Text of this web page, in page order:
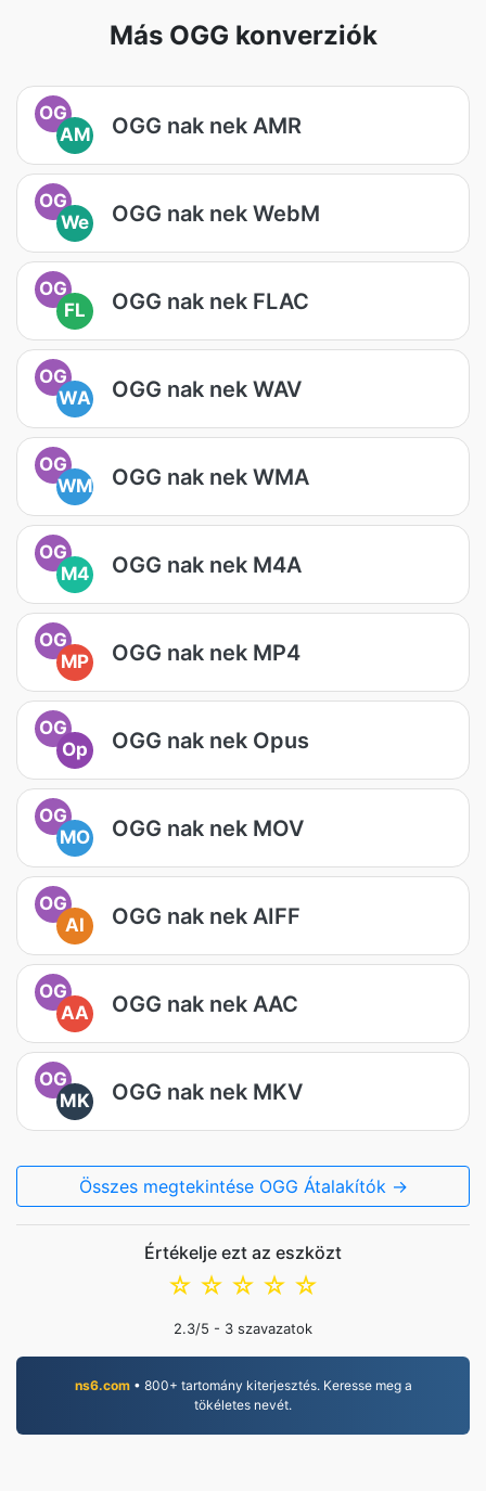
Más OGG konverziók
OG
AM
OGG nak nek AMR
OG
We
OGG nak nek WebM
OG
FL
OGG nak nek FLAC
OG
WA
OGG nak nek WAV
OG
WM
OGG nak nek WMA
OG
M4
OGG nak nek M4A
OG
MP
OGG nak nek MP4
OG
Op
OGG nak nek Opus
OG
MO
OGG nak nek MOV
OG
AI
OGG nak nek AIFF
OG
AA
OGG nak nek AAC
OG
MK
OGG nak nek MKV
Összes megtekintése OGG Átalakítók →
Értékelje ezt az eszközt
☆
☆
☆
☆
☆
2.3/5 - 3 szavazatok
ns6.com• 800+ tartomány kiterjesztés. Keresse meg a
tökéletes nevét.